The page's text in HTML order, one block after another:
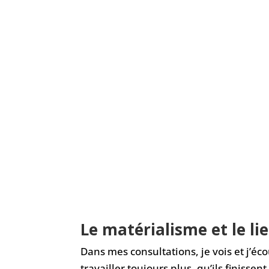
Le matérialisme et le
Dans mes consultations, je vois et